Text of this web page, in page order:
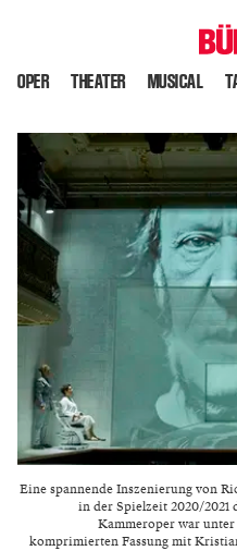
OPER THEATER MUSICAL
Eine spannende Inszenierung von
in der Spielzeit 2020/2021
Kammeroper war
komprimierten Fassung mit